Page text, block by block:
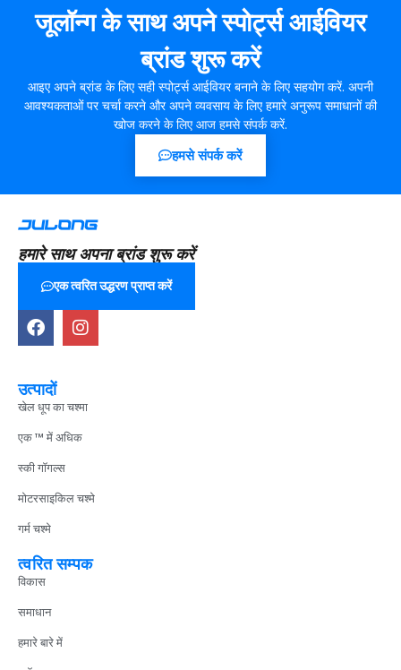
जूलॉन्ग के साथ अपने स्पोर्ट्स आईवियर
ब्रांड शुरू करें
आइए अपने ब्रांड के लिए सही स्पोर्ट्स आईवियर बनाने के लिए सहयोग करें. अपनी
आवश्यकताओं पर चर्चा करने और अपने व्यवसाय के लिए हमारे अनुरूप समाधानों की
खोज करने के लिए आज हमसे संपर्क करें.
हमसे संपर्क करें
हमारे साथ अपना ब्रांड शुरू करें
एक त्वरित उद्धरण प्राप्त करें
उत्पादों
खेल धूप का चश्मा
एक ™ में अधिक
स्की गॉगल्स
मोटरसाइकिल चश्मे
गर्म चश्मे
त्वरित सम्पक
विकास
समाधान
हमारे बारे में